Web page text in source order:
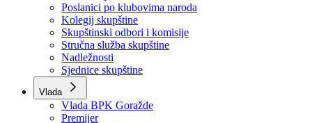
Skupština BPK Goražde
Rukovodstvo
Poslanici po strankama
Poslanici po klubovima naroda
Kolegij skupštine
Skupštinski odbori i komisije
Stručna služba skupštine
Nadležnosti
Sjednice skupštine